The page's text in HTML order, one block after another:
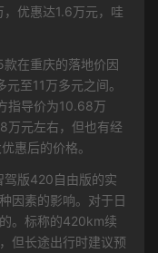
优惠达1.6万元，哇
在重庆的落地价因
至11万多元之间。
指导价为10.68万
万元左右，但也有经
惠后的价格。
驾版420自由版的实
因素的影响。对于日
。标称的420km续
但长途出行时建议预